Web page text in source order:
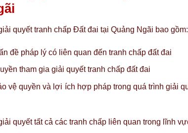
quyết tranh chấp Đất đai tại Quảng Ngãi bao gồm:
đề pháp lý có liên quan đến tranh chấp đất đai
tham gia giải quyết tranh chấp đất đai
vệ quyền và lợi ích hợp pháp trong quá trình giải
quyết tất cả các tranh chấp liên quan trong lĩnh